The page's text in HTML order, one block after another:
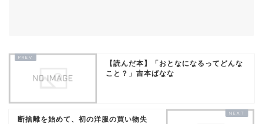
【読んだ本】「おとなになるってどんな
こと？」吉本ばなな
断捨離を始めて、初の洋服の買い物失